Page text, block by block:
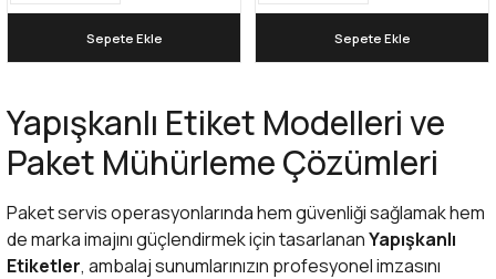
Sepete Ekle Sepete Ekle
Yapışkanlı Etiket Modelleri ve
Paket Mühürleme Çözümleri
Paket servis operasyonlarında hem güvenliği sağlamak hem
de marka imajını güçlendirmek için tasarlananYapışkanlı
Etiketler, ambalaj sunumlarınızın profesyonel imzasını